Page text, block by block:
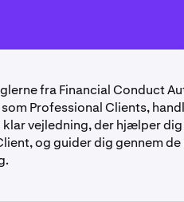
fra Financial Conduct
Professional Clients,
vejledning, der hjælper
og guider dig gennem